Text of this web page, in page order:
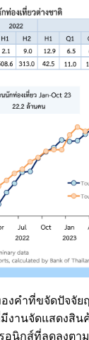
คำที่ขจัดปัจจัย
มีงานจัดแสดงสิ
อนิกส์ที่ลดลงตา